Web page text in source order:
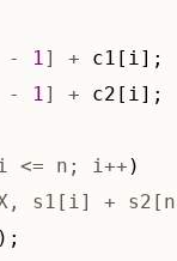
-
1 ] +
-
1 ] +
<= n; i++
s1[i] +